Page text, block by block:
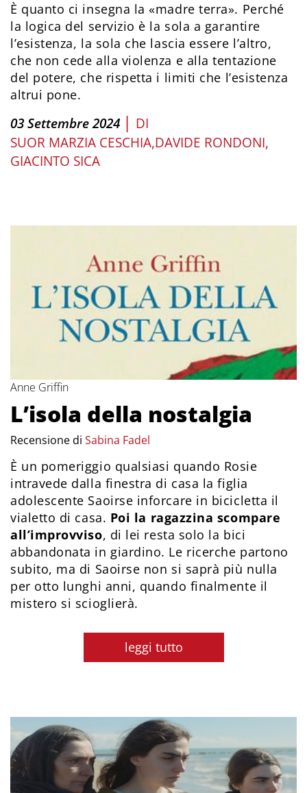
È quanto ci insegna la «madre terra». Perché
la logica del servizio è la sola a garantire
l’esistenza, la sola che lascia essere l’altro,
che non cede alla violenza e alla tentazione
del potere, che rispetta i limiti che l’esistenza
altrui pone.
03 Settembre 2024 | DI
SUOR MARZIA CESCHIA DAVIDE RONDONI
GIACINTO SICA
Anne Griffin
L’isola della nostalgia
Recensione di Sabina Fadel
È un pomeriggio qualsiasi quando Rosie
intravede dalla finestra di casa la figlia
adolescente Saoirse inforcare in bicicletta il
vialetto di casa. Poi la ragazzina scompare
all’improvviso, di lei resta solo la bici
abbandonata in giardino. Le ricerche partono
subito, ma di Saoirse non si saprà più nulla
per otto lunghi anni, quando finalmente il
mistero si scioglierà.
leggi tutto